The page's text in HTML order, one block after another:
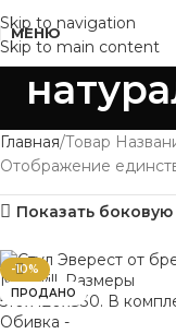
Skip to navigation
Skip to main content
МЕНЮ
Главная Товар
Отображение
Показать боковую
-10%
ПРОДАНО